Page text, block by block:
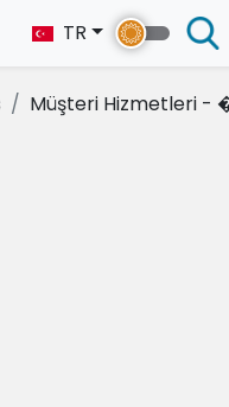
TR
Müşteri Hizmetleri -